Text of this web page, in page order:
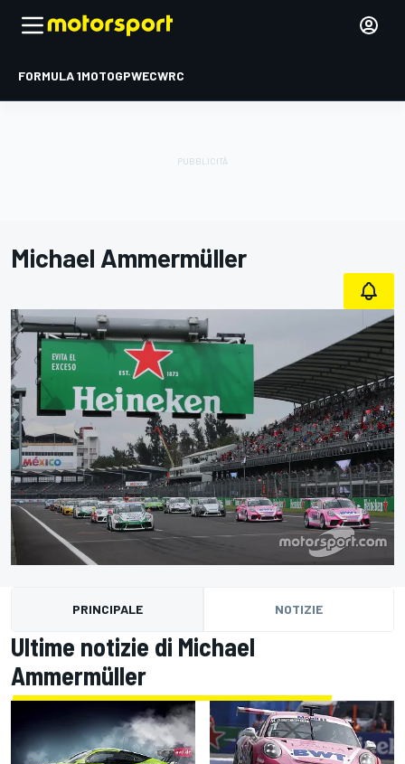
FORMULA 1MOTOGPWECWRC
Michael Ammermüller
PRINCIPALE NOTIZIE
Ultime notizie di Michael
Ammermüller